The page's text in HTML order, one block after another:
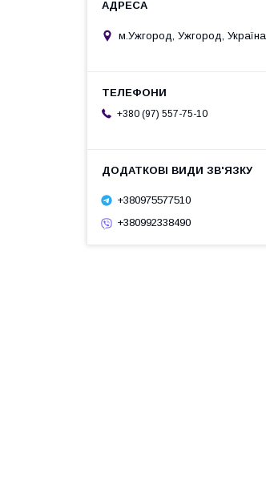
м.Ужгород, Ужгород, Україна
+380 (97) 557-75-10
+380975577510
+380992338490